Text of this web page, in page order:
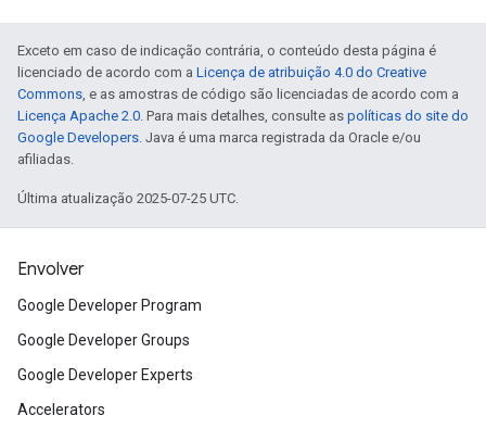
Exceto em caso de indicação contrária, o conteúdo desta página é
licenciado de acordo com a Licença de atribuição 4.0 do Creative
Commons, e as amostras de código são licenciadas de acordo com a
Licença Apache 2.0. Para mais detalhes, consulte as políticas do site do
Google Developers. Java é uma marca registrada da Oracle e/ou
afiliadas.
Última atualização 2025-07-25 UTC.
Envolver
Google Developer Program
Google Developer Groups
Google Developer Experts
Accelerators